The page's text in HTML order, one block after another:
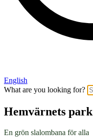
English
What are you looking for?
Hemvärnets park
En grön slalombana för alla